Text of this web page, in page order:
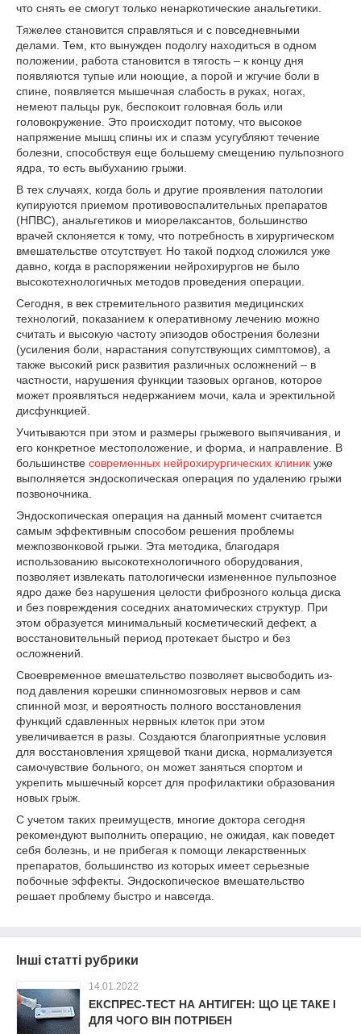
что снять ее смогут только ненаркотические анальгетики.
Тяжелее становится справляться и с повседневными
делами. Тем, кто вынужден подолгу находиться в одном
положении, работа становится в тягость – к концу дня
появляются тупые или ноющие, а порой и жгучие боли в
спине, появляется мышечная слабость в руках, ногах,
немеют пальцы рук, беспокоит головная боль или
головокружение. Это происходит потому, что высокое
напряжение мышц спины их и спазм усугубляют течение
болезни, способствуя еще большему смещению пульпозного
ядра, то есть выбуханию грыжи.
В тех случаях, когда боль и другие проявления патологии
купируются приемом противовоспалительных препаратов
(НПВС), анальгетиков и миорелаксантов, большинство
врачей склоняется к тому, что потребность в хирургическом
вмешательстве отсутствует. Но такой подход сложился уже
давно, когда в распоряжении нейрохирургов не было
высокотехнологичных методов проведения операции.
Сегодня, в век стремительного развития медицинских
технологий, показанием к оперативному лечению можно
считать и высокую частоту эпизодов обострения болезни
(усиления боли, нарастания сопутствующих симптомов), а
также высокий риск развития различных осложнений – в
частности, нарушения функции тазовых органов, которое
может проявляться недержанием мочи, кала и эректильной
дисфункцией.
Учитываются при этом и размеры грыжевого выпячивания, и
его конкретное местоположение, и форма, и направление. В
большинстве современных нейрохирургических клиник уже
выполняется эндоскопическая операция по удалению грыжи
позвоночника.
Эндоскопическая операция на данный момент считается
самым эффективным способом решения проблемы
межпозвонковой грыжи. Эта методика, благодаря
использованию высокотехнологичного оборудования,
позволяет извлекать патологически измененное пульпозное
ядро даже без нарушения целости фиброзного кольца диска
и без повреждения соседних анатомических структур. При
этом образуется минимальный косметический дефект, а
восстановительный период протекает быстро и без
осложнений.
Своевременное вмешательство позволяет высвободить из-
под давления корешки спинномозговых нервов и сам
спинной мозг, и вероятность полного восстановления
функций сдавленных нервных клеток при этом
увеличивается в разы. Создаются благоприятные условия
для восстановления хрящевой ткани диска, нормализуется
самочувствие больного, он может заняться спортом и
укрепить мышечный корсет для профилактики образования
новых грыж.
С учетом таких преимуществ, многие доктора сегодня
рекомендуют выполнить операцию, не ожидая, как поведет
себя болезнь, и не прибегая к помощи лекарственных
препаратов, большинство из которых имеет серьезные
побочные эффекты. Эндоскопическое вмешательство
решает проблему быстро и навсегда.
Інші статті рубрики
14.01.2022
ЕКСПРЕС-ТЕСТ НА АНТИГЕН: ЩО ЦЕ ТАКЕ І
ДЛЯ ЧОГО ВІН ПОТРІБЕН